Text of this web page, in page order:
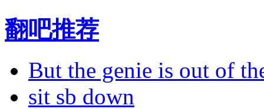
翻吧推荐
But the genie is out of
sit sb down